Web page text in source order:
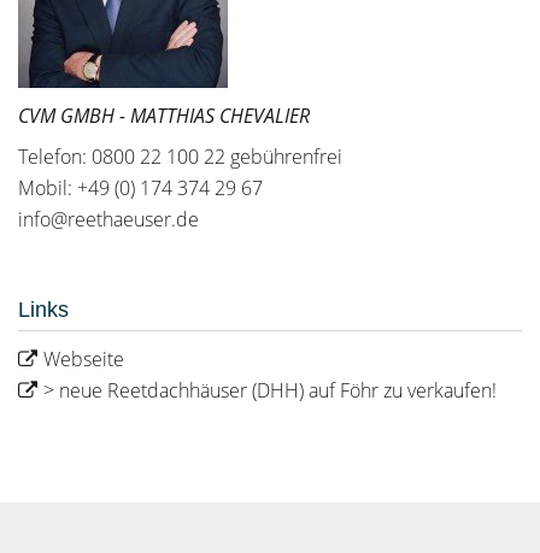
CVM GMBH - MATTHIAS CHEVALIER
Telefon: 0800 22 100 22 gebührenfrei
Mobil: +49 (0) 174 374 29 67
info@reethaeuser.de
Links
Webseite
> neue Reetdachhäuser (DHH) auf Föhr zu verkaufen!